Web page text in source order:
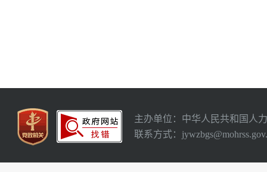
主办单位：中华人民共和国人
联系方式：